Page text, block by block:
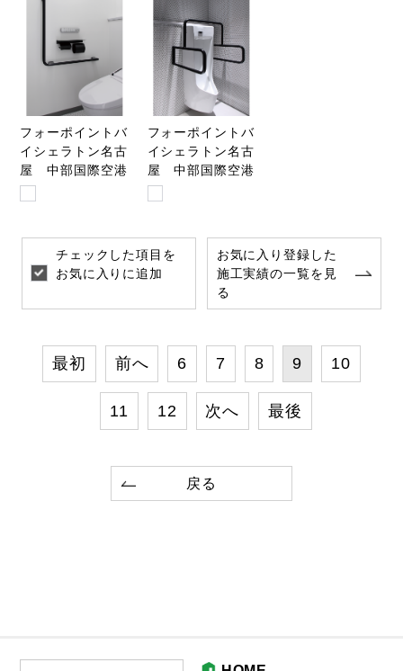
フォーポイントバ
イシェラトン名古
屋 中部国際空港
フォーポイントバ
イシェラトン名古
屋 中部国際空港
チェックした項目を
お気に入りに追加
お気に入り登録した
施工実績の一覧を見
る
最初 前へ 6 7 8 9 10
11 12 次へ 最後
戻る